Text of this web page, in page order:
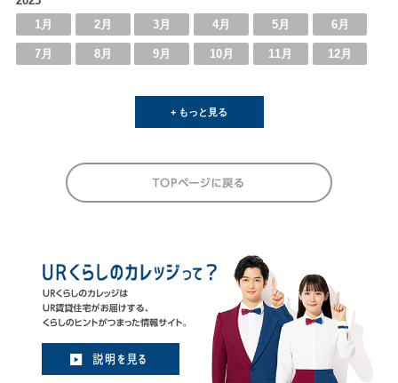
1月
2月 3月 4月 5月 6月
7月 8月 9月 10月 11月 12月
+ もっと見る